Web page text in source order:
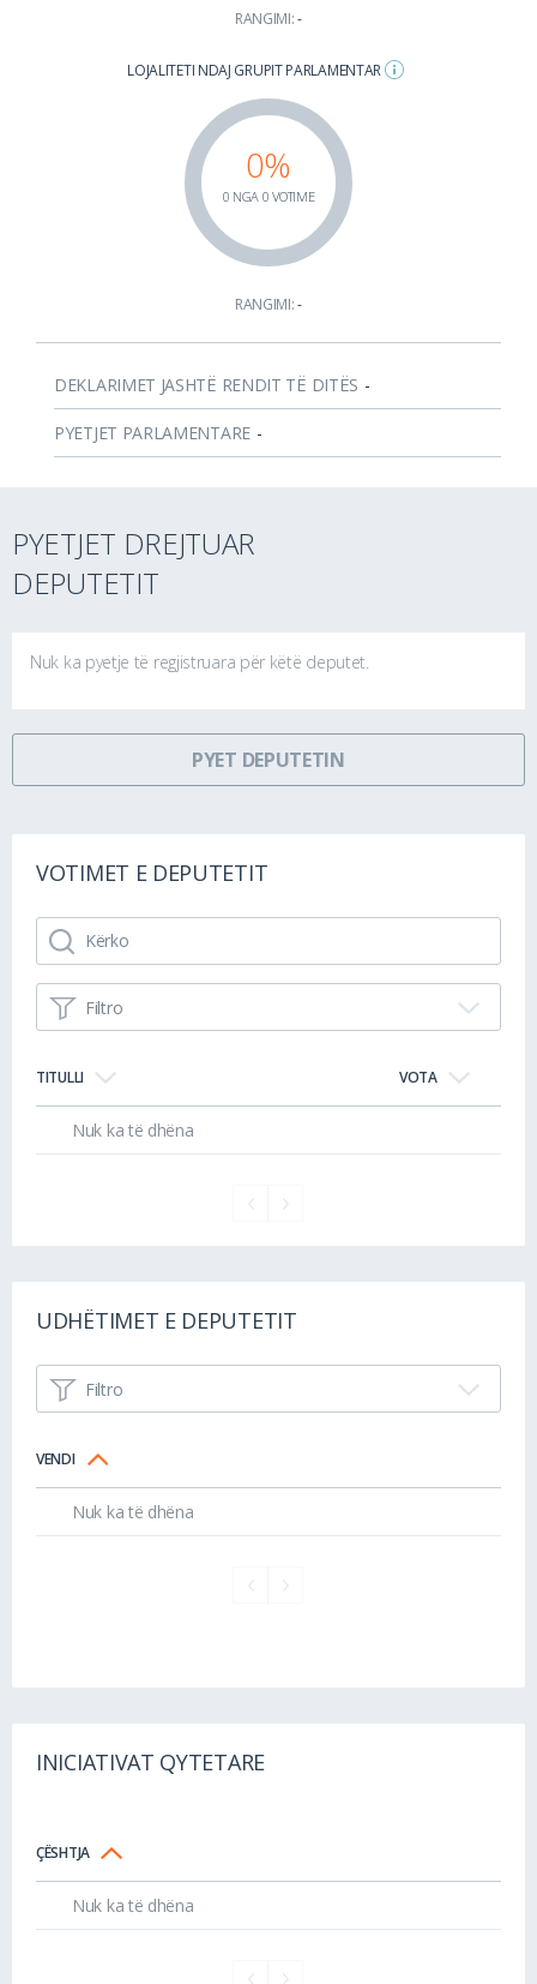
RANGIMI:-
LOJALITETI NDAJ GRUPIT PARLAMENTAR
0%
0 NGA 0 VOTIME
RANGIMI:-
DEKLARIMET JASHTË RENDIT TË DITËS -
PYETJET PARLAMENTARE -
PYETJET DREJTUAR
DEPUTETIT
Nuk ka pyetje të regjistruara për këtë deputet.
PYET DEPUTETIN
VOTIMET E DEPUTETIT
Filtro
TITULLI VOTA
Nuk ka të dhëna
UDHËTIMET E DEPUTETIT
Filtro
VENDI
Nuk ka të dhëna
INICIATIVAT QYTETARE
ÇËSHTJA
Nuk ka të dhëna